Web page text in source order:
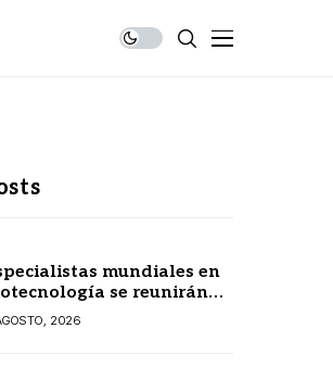
mundiales en
se reunirán
Yucatán
2026